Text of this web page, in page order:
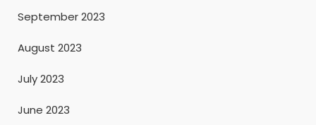
September 2023
August 2023
July 2023
June 2023